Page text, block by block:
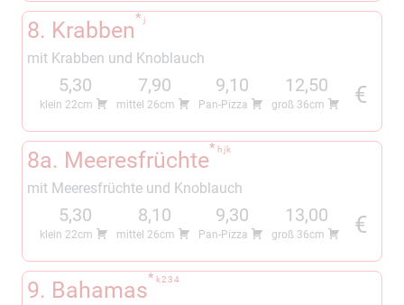
8. Krabben j
mit Krabben und Knoblauch
5,30
klein 22cm
7,90
mittel 26cm
9,10
Pan-Pizza
12,50
groß 36cm €
8a. Meeresfrüchte h jk
mit Meeresfrüchte und Knoblauch
5,30
klein 22cm
8,10
mittel 26cm
9,30
Pan-Pizza
13,00
groß 36cm €
9. Bahamas k234